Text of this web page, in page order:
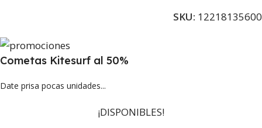
SKU: 12218135600
Cometas Kitesurf al 50%
Date prisa pocas unidades...
¡DISPONIBLES!